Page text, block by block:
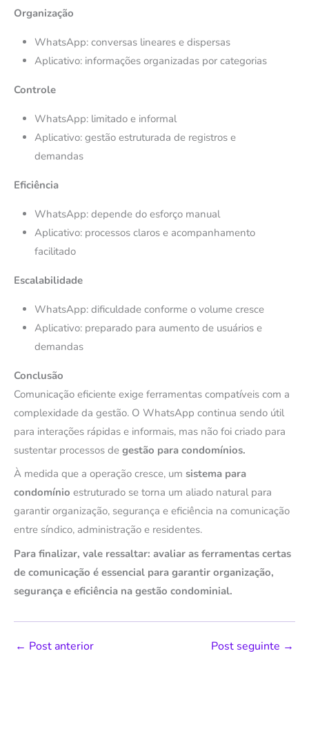
Organização
WhatsApp: conversas lineares e dispersas
Aplicativo: informações organizadas por categorias
Controle
WhatsApp: limitado e informal
Aplicativo: gestão estruturada de registros e
demandas
Eficiência
WhatsApp: depende do esforço manual
Aplicativo: processos claros e acompanhamento
facilitado
Escalabilidade
WhatsApp: dificuldade conforme o volume cresce
Aplicativo: preparado para aumento de usuários e
demandas
Conclusão
Comunicação eficiente exige ferramentas compatíveis com a
complexidade da gestão. O WhatsApp continua sendo útil
para interações rápidas e informais, mas não foi criado para
sustentar processos de gestão para condomínios.
À medida que a operação cresce, um sistema para
condomínio estruturado se torna um aliado natural para
garantir organização, segurança e eficiência na comunicação
entre síndico, administração e residentes.
Para finalizar, vale ressaltar: avaliar as ferramentas certas
de comunicação é essencial para garantir organização,
segurança e eficiência na gestão condominial.
← Post anterior Post seguinte →